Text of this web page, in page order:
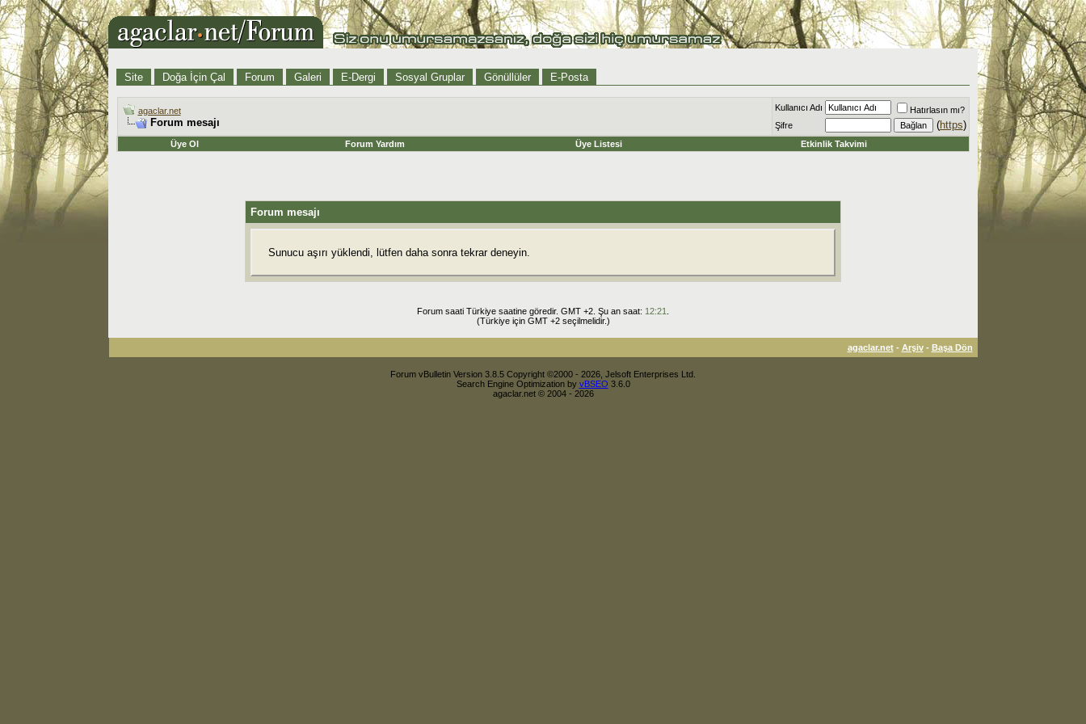
Site Doğa İçin Çal Forum Galeri E-Dergi Sosyal Gruplar Gönüllüler E-Posta
agaclar.net
Forum mesajı
Kullanıcı Adı
Hatırlasın mı?
Şifre
(https)
Üye Ol Forum Yardım Üye Listesi Etkinlik Takvimi
Forum mesajı
Sunucu aşırı yüklendi, lütfen daha sonra tekrar deneyin.
Forum saati Türkiye saatine göredir. GMT +2. Şu an saat: 12:21
(Türkiye için GMT +2 seçilmelidir.)
agaclar.net- Arşiv- Başa Dön
Forum vBulletin Version 3.8.5 Copyright ©2000 - 2026, Jelsoft Enterprises Ltd.
Search Engine Optimization by vBSEO 3.6.0
agaclar.net © 2004 - 2026